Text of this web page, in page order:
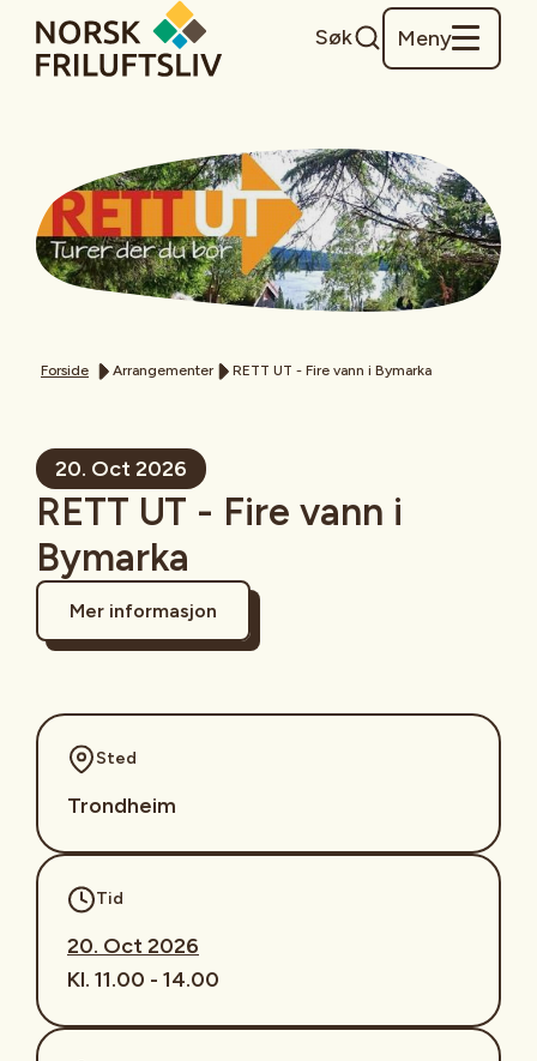
Søk Meny
Forside Arrangementer RETT UT - Fire vann i Bymarka
20. Oct 2026
RETT UT - Fire vann i
Bymarka
Mer informasjon
Sted
Trondheim
Tid
20. Oct 2026
Kl. 11.00 - 14.00